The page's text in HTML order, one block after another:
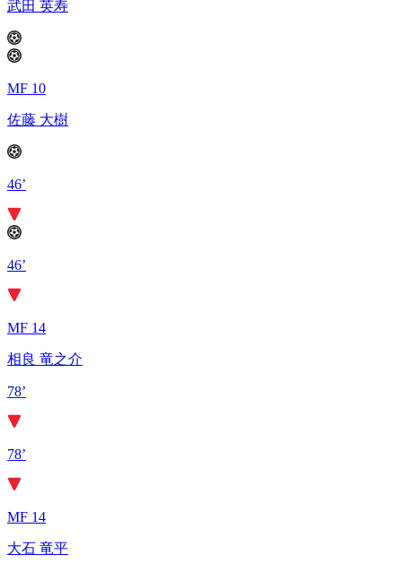
武田 英寿
MF 10
佐藤 大樹
46’
46’
MF 14
相良 竜之介
78’
78’
MF 14
大石 竜平